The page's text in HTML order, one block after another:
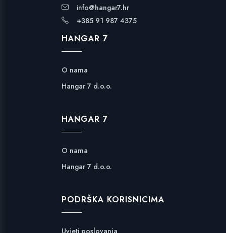
info@hangar7.hr
+385 91 987 4375
HANGAR 7
O nama
Hangar 7 d.o.o.
HANGAR 7
O nama
Hangar 7 d.o.o.
PODRŠKA KORISNICIMA
Uvjeti poslovanja